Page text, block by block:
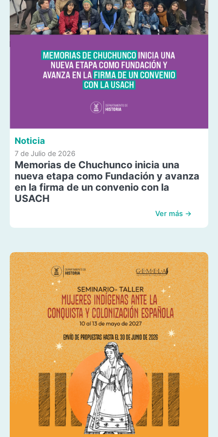
Noticia
7 de Julio de 2026
Memorias de Chuchunco inicia una
nueva etapa como Fundación y avanza
en la firma de un convenio con la
USACH
Ver más →